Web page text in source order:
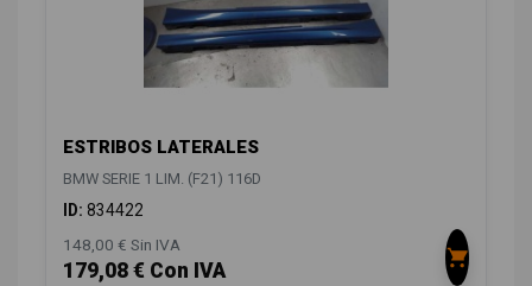
ESTRIBOS LATERALES
BMW SERIE 1 LIM. (F21) 116D
ID: 834422
148,00 € Sin IVA
179,08 € Con IVA